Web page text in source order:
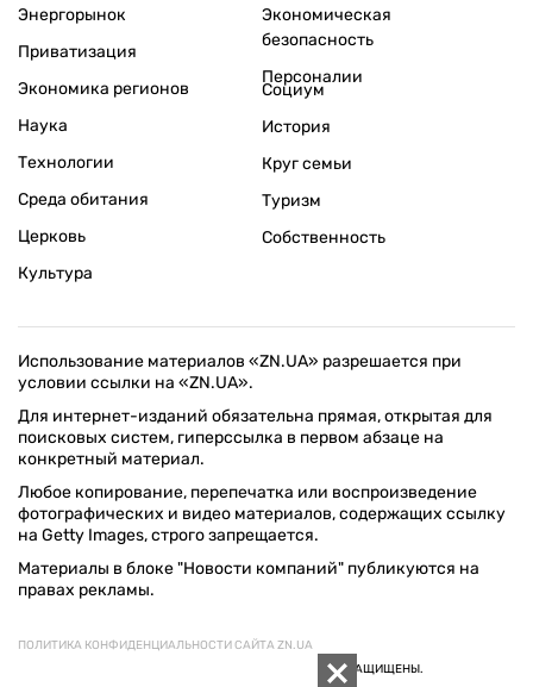
Энергорынок
Приватизация
Экономика регионов
Экономическая
безопасность
Персоналии
Наука
Технологии
Среда обитания
Церковь
Культура
Социум
История
Круг семьи
Туризм
Собственность
Использование материалов «ZN.UA» разрешается при
условии ссылки на «ZN.UA».
Для интернет-изданий обязательна прямая, открытая для
поисковых систем, гиперссылка в первом абзаце на
конкретный материал.
Любое копирование, перепечатка или воспроизведение
фотографических и видео материалов, содержащих ссылку
на Getty Images, строго запрещается.
Материалы в блоке "Новости компаний" публикуются на
правах рекламы.
ПОЛИТИКА КОНФИДЕНЦИАЛЬНОСТИ САЙТА ZN.UA
© 1994–2026 «ЗЕРКАЛО НЕДЕЛИ. УКРАИНА». ВСЕ ПРАВА ЗАЩИЩЕНЫ.